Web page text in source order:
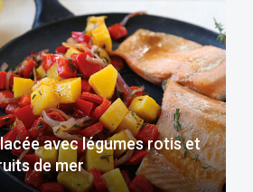
avec légumes rotis et
de mer